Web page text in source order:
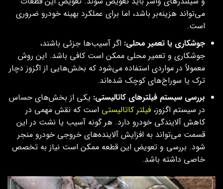
می‌تواند هزینه‌بر باشد، اما برای عملکرد بهینه خودرو ضروری
است.
جوشکاری یا تعمیر محلی: اگر آسیب‌ها جزئی باشند،
جوشکاری و تعمیر محلی ممکن است کافی باشد. این روش
معمولاً در مواردی استفاده می‌شود که بخش‌هایی از اگزوز دچار
ترک یا سوراخ‌های کوچک شده‌اند.
بررسی سیستم فیلترهای کاتالیستی: یکی از بخش‌های حساس
در سیستم اگزوز، فیلتر کاتالیستی است که نقش مهمی در
کاهش آلایندگی خودرو دارد. هر گونه آسیب یا نشت در این
قسمت می‌تواند به افزایش آلاینده‌های خروجی خودرو منجر
شود. بررسی و تعویض این قطعه ممکن است نیاز به تخصص
خاصی داشته باشد.